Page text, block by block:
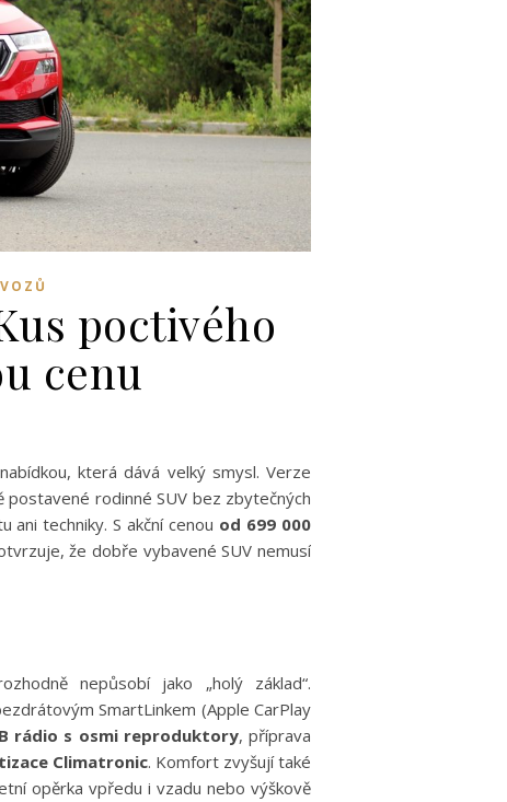
poctivého
cenu
která dává velký smysl. Verze
rodinné SUV bez zbytečných
techniky. S akční cenou od 699 000
že dobře vybavené SUV nemusí
nepůsobí jako „holý základ“.
SmartLinkem (Apple CarPlay
rádio s osmi reproduktory, příprava
Climatronic. Komfort zvyšují také
opěrka vpředu i vzadu nebo výškově